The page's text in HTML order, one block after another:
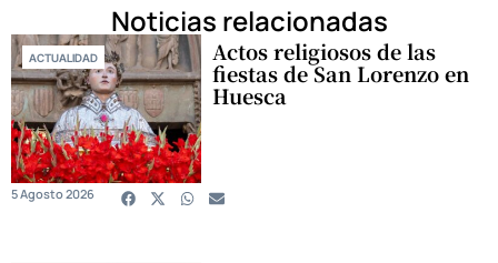
Noticias relacionadas
ACTUALIDAD Actos religiosos de las
fiestas de San Lorenzo en
Huesca
5 Agosto 2026